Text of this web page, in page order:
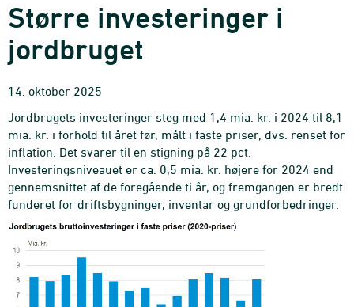
Større investeringer i
jordbruget
14. oktober 2025
Jordbrugets investeringer steg med 1,4 mia. kr. i 2024 til 8,1
mia. kr. i forhold til året før, målt i faste priser, dvs. renset for
inflation. Det svarer til en stigning på 22 pct.
Investeringsniveauet er ca. 0,5 mia. kr. højere for 2024 end
gennemsnittet af de foregående ti år, og fremgangen er bredt
funderet for driftsbygninger, inventar og grundforbedringer.